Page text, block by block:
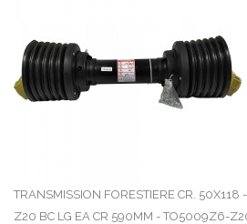
TRANSMISSION FORESTIERE CR.
Z20 BC LG EA CR 590MM - TO5009Z6-